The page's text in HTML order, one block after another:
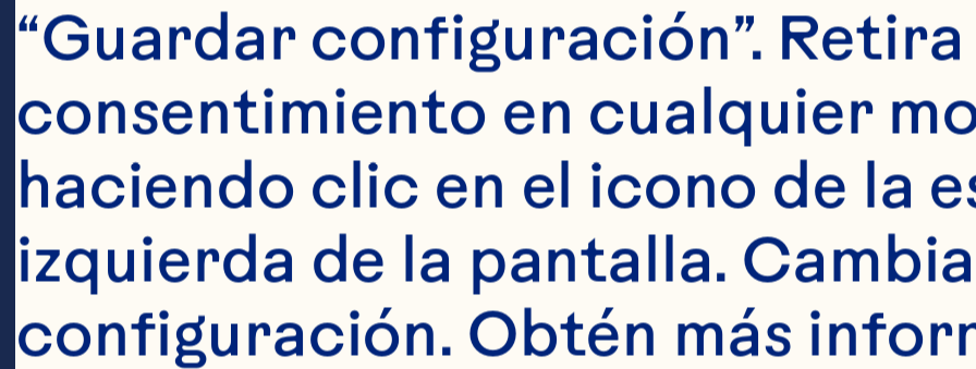
Ordenar por
“Guardar configuración”.
consentimiento en cualquier
haciendo clic en el icono de la
izquierda de la pantalla.
configuración. Obtén más